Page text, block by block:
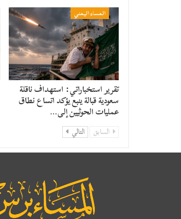
المساء اليمني
تقرير استخباراتي: استهداف ناقلة
سعودية قبالة ينبع يؤكد اتساع نطاق
عمليات الحوثيين إلى…
السابق التالي